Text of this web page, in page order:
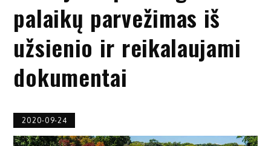
palaikų parvežimas iš
užsienio ir reikalaujami
dokumentai
2020-09-24